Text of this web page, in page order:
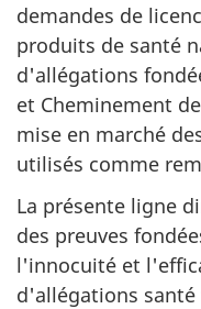
demandes de
produits de santé
d'allégations
et Cheminement
mise en marché
utilisés comme
La présente ligne
des preuves
l'innocuité et
d'allégations santé